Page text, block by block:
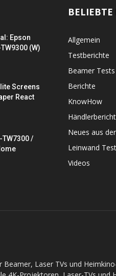
Epson
(W)
Screens
React
TW7300 /
BELIEBTE
Allgemein
Testberichte
Beamer Tests
Berichte
KnowHow
Neues aus
Leinwand
Videos
Laser TVs und